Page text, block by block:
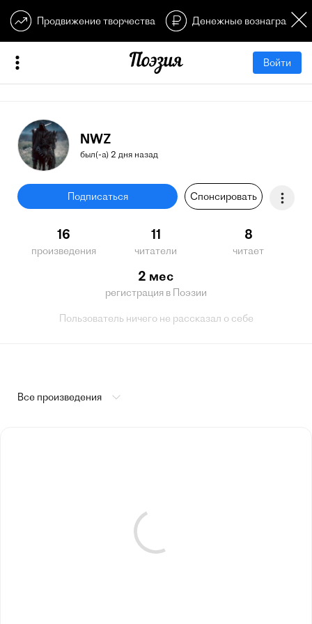
Продвижение творчества Денежные
Войти
NWZ
был(-а) 2 дня назад
Подписаться Спонсировать
16
произведения
11
читатели
8
читает
2 мес
регистрация в Поэзии
Пользователь ничего не рассказал о себе
Все произведения